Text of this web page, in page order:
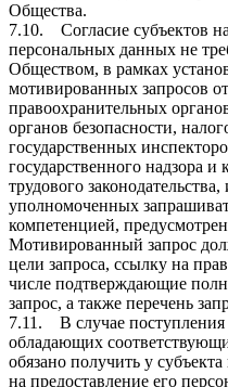
Общества.
7.10. Согласие субъектов
персональных данных не
Обществом, в рамках
мотивированных запросов
правоохранительных
органов безопасности,
государственных
государственного надзора
трудового
уполномоченных
компетенцией,
Мотивированный запрос
цели запроса, ссылку на
числе подтверждающие
запрос, а также перечень
7.11. В случае поступления
обладающих
обязано получить у
на предоставление его